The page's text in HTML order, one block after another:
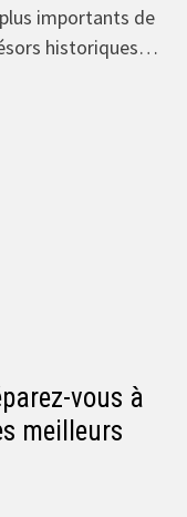
importants de
historiques…
vous à
meilleurs